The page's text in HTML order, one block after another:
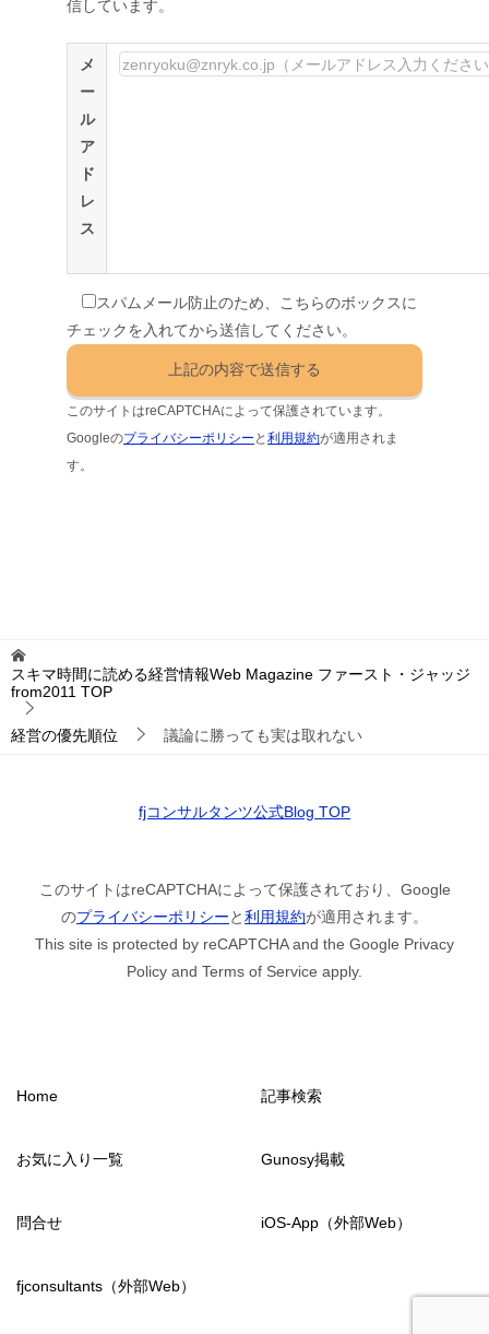
信しています。
メ
ー
ル
ア
ド
レ
ス
スパムメール防止のため、こちらのボックスに
チェックを入れてから送信してください。
このサイトはreCAPTCHAによって保護されています。
Googleのプライバシーポリシー と利用規約が適用されま
す。
スキマ時間に読める経営情報Web Magazine ファースト・ジャッジ
from2011 TOP
経営の優先順位 議論に勝っても実は取れない
fjコンサルタンツ公式Blog TOP
このサイトはreCAPTCHAによって保護されており、Google
のプライバシーポリシーと利用規約が適用されます。
This site is protected by reCAPTCHA and the Google Privacy
Policy and Terms of Service apply.
Home 記事検索
お気に入り一覧 Gunosy掲載
問合せ iOS-App（外部Web）
fjconsultants（外部Web）